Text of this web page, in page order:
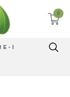
0
- I